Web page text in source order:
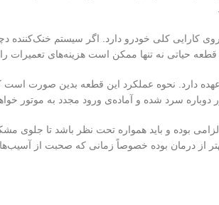
کارایی کلی خودرو دارد. اگر سیستم
حیاتی نه تنها ممکن است هزینه‌های
دارد. نحوه عملکرد این قطعه بدین صورت است
سرد شده و آماده‌ی ورود مجدد به موتور
بوده و باید همواره تحت نظر باشد تا جلوی
از درمان بوده خصوصاً زمانی که صحبت از